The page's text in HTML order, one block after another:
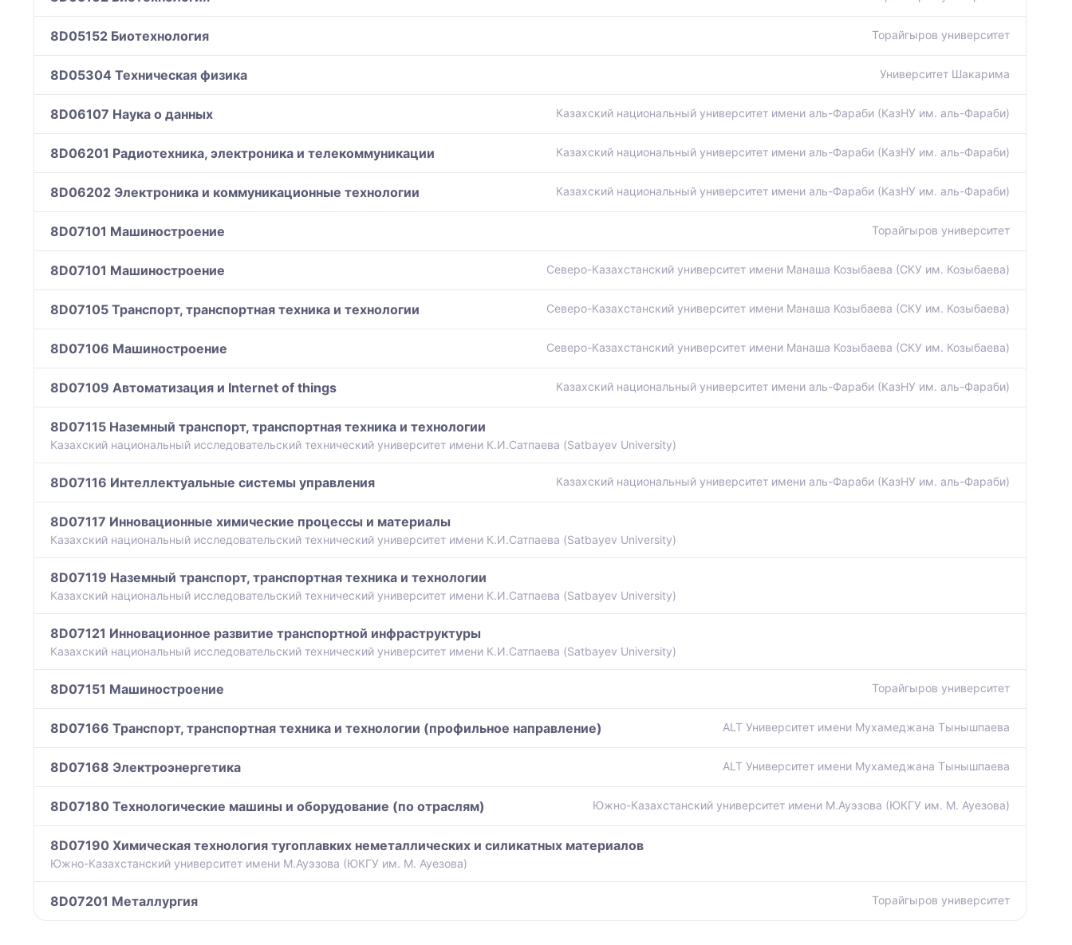
8D05152 Биотехнология Торайгыров университет
8D05304 Техническая физика Университет Шакарима
8D06107 Наука о данных Казахский национальный университет имени аль-Фараби (КазНУ им. аль-Фараби)
8D06201 Радиотехника, электроника и телекоммуникации Казахский национальный университет имени аль-Фараби (КазНУ им. аль-Фараби)
8D06202 Электроника и коммуникационные технологии Казахский национальный университет имени аль-Фараби (КазНУ им. аль-Фараби)
8D07101 Машиностроение Торайгыров университет
8D07101 Машиностроение Северо-Казахстанский университет имени Манаша Козыбаева (СКУ им. Козыбаева)
8D07105 Транспорт, транспортная техника и технологии Северо-Казахстанский университет имени Манаша Козыбаева (СКУ им. Козыбаева)
8D07106 Машиностроение Северо-Казахстанский университет имени Манаша Козыбаева (СКУ им. Козыбаева)
8D07109 Автоматизация и Internet of things Казахский национальный университет имени аль-Фараби (КазНУ им. аль-Фараби)
8D07115 Наземный транспорт, транспортная техника и технологии
Казахский национальный исследовательский технический университет имени К.И.Сатпаева (Satbayev University)
8D07116 Интеллектуальные системы управления Казахский национальный университет имени аль-Фараби (КазНУ им. аль-Фараби)
8D07117 Инновационные химические процессы и материалы
Казахский национальный исследовательский технический университет имени К.И.Сатпаева (Satbayev University)
8D07119 Наземный транспорт, транспортная техника и технологии
Казахский национальный исследовательский технический университет имени К.И.Сатпаева (Satbayev University)
8D07121 Инновационное развитие транспортной инфраструктуры
Казахский национальный исследовательский технический университет имени К.И.Сатпаева (Satbayev University)
8D07151 Машиностроение Торайгыров университет
8D07166 Транспорт, транспортная техника и технологии (профильное направление) ALT Университет имени Мухамеджана Тынышпаева
8D07168 Электроэнергетика ALT Университет имени Мухамеджана Тынышпаева
8D07180 Технологические машины и оборудование (по отраслям) Южно-Казахстанский университет имени М.Ауэзова (ЮКГУ им. М. Ауезова)
8D07190 Химическая технология тугоплавких неметаллических и силикатных материалов
Южно-Казахстанский университет имени М.Ауэзова (ЮКГУ им. М. Ауезова)
8D07201 Металлургия Торайгыров университет